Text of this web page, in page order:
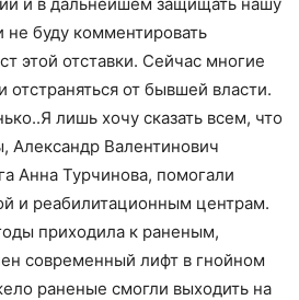
не буду комментировать
этой отставки. Сейчас многие
отстраняться от бывшей власти.
лишь хочу сказать всем, что
Александр Валентинович
Анна Турчинова, помогали
и реабилитационным центрам.
приходила к раненым,
современный лифт в гнойном
раненые смогли выходить на